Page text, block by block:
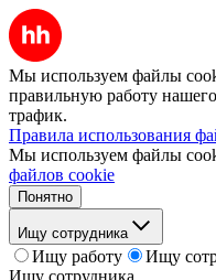
Мы используем файлы
правильную работу
трафик.
Правила использования
Мы используем файлы
файлов cookie
Понятно
Ищу сотрудника
Ищу работу
Ищу
Ищу сотрудника